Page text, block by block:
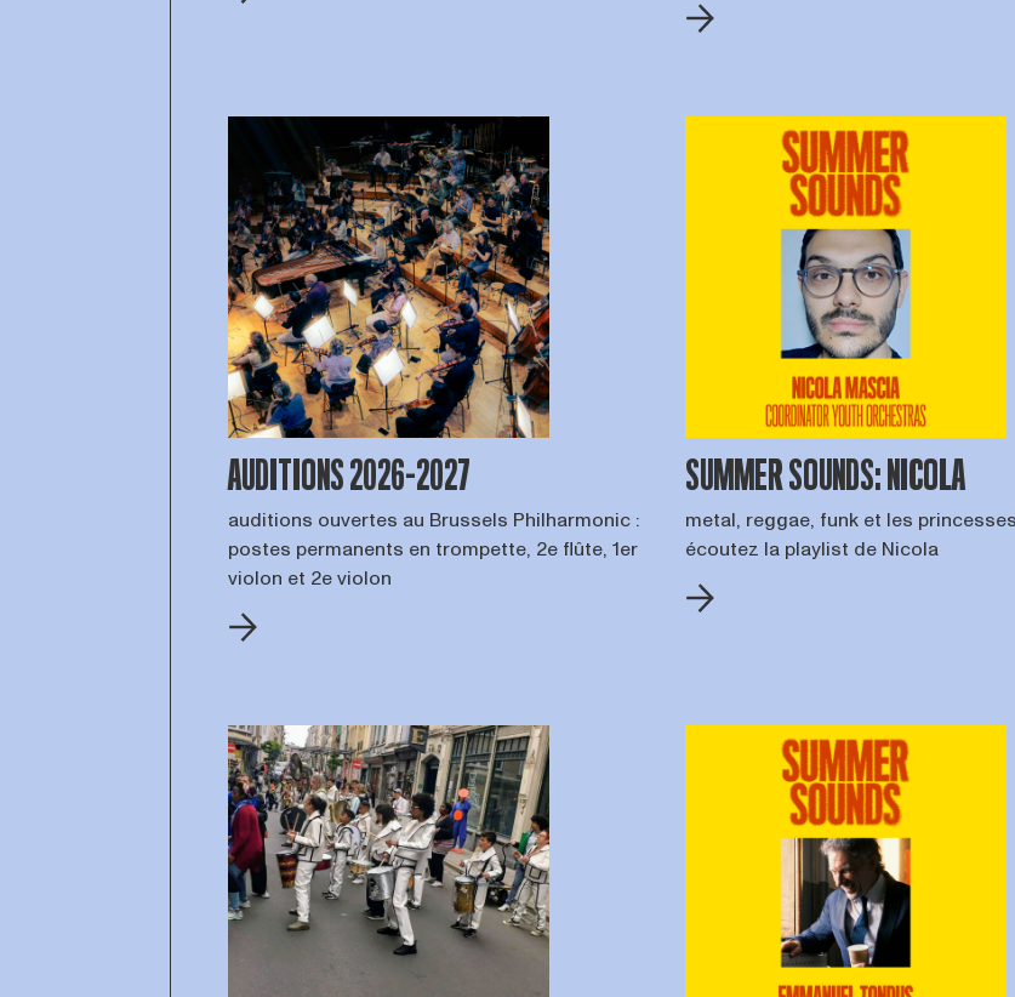
AUDITIONS 2026–2027
auditions ouvertes au Brussels Philharmonic :
postes permanents en trompette, 2e flûte, 1er
violon et 2e violon
SUMMER SOUNDS: NICOLA
metal, reggae, funk et les
écoutez la playlist de Nicola